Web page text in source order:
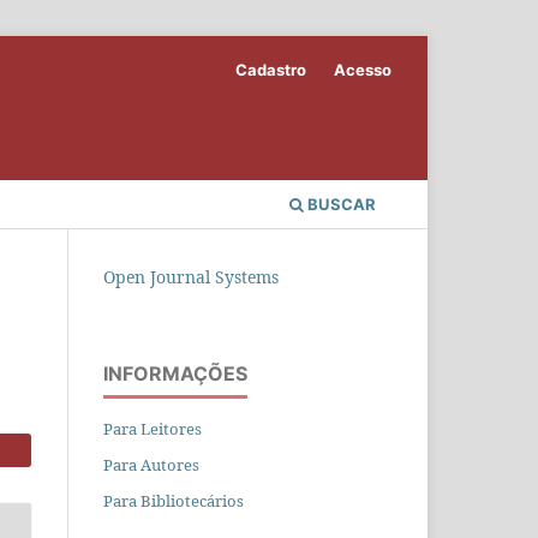
BUSCAR
Cadastro Acesso
Open Journal Systems
INFORMAÇÕES
Para Leitores
Para Autores
Para Bibliotecários